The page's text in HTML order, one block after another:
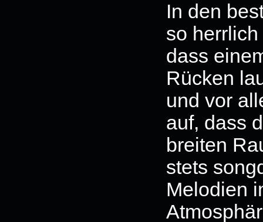
In den
so
dass
Rücken
und vor
auf, dass
breiten
stets
Melodien